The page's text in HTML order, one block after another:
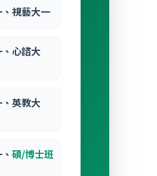
視藝大一
心諮大
英教大
碩/博士班